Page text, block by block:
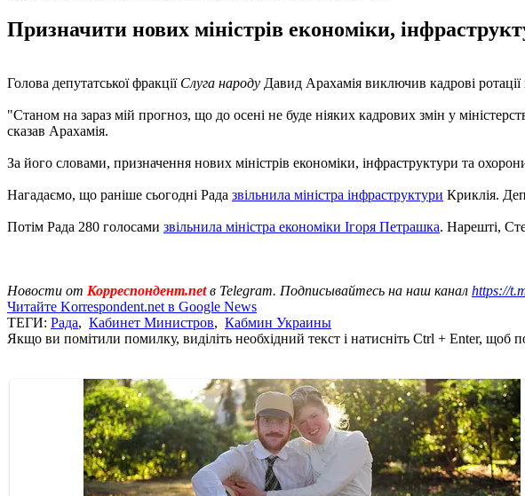
Призначити нових міністрів економіки,
Голова депутатської фракції Слуга народу Давид Арахамія виключив кадрові ротації
"Станом на зараз мій прогноз, що до осені не буде ніяких кадрових змін у
сказав Арахамія.
За його словами, призначення нових міністрів економіки, інфраструктури та
Нагадаємо, що раніше сьогодні Рада звільнила міністра інфраструктури Криклія.
Потім Рада 280 голосами звільнила міністра економіки Ігоря Петрашка. Нарешті,
Новости от Корреспондент.netв Telegram. Подписывайтесь на наш канал https://
Читайте Korrespondent.net в Google News
ТЕГИ: Рада, Кабинет Министров, Кабмин Украины
Якщо ви помітили помилку, виділіть необхідний текст і натисніть Ctrl + Enter, щоб